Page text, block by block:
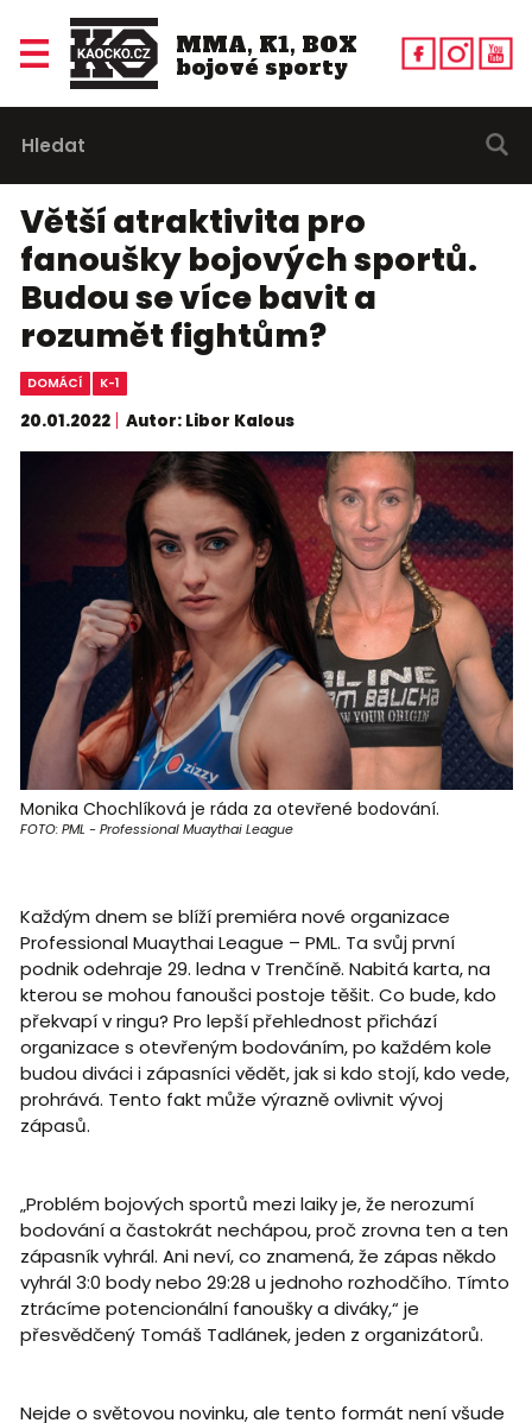
MMA, K1, BOX
bojové sporty
Větší atraktivita pro
fanoušky bojových sportů.
Budou se více bavit a
rozumět fightům?
DOMÁCÍ K-1
20.01.2022 Autor: Libor Kalous
Monika Chochlíková je ráda za otevřené bodování.
FOTO: PML - Professional Muaythai League
Každým dnem se blíží premiéra nové organizace
Professional Muaythai League – PML. Ta svůj první
podnik odehraje 29. ledna v Trenčíně. Nabitá karta, na
kterou se mohou fanoušci postoje těšit. Co bude, kdo
překvapí v ringu? Pro lepší přehlednost přichází
organizace s otevřeným bodováním, po každém kole
budou diváci i zápasníci vědět, jak si kdo stojí, kdo vede,
prohrává. Tento fakt může výrazně ovlivnit vývoj
zápasů.
„Problém bojových sportů mezi laiky je, že nerozumí
bodování a častokrát nechápou, proč zrovna ten a ten
zápasník vyhrál. Ani neví, co znamená, že zápas někdo
vyhrál 3:0 body nebo 29:28 u jednoho rozhodčího. Tímto
ztrácíme potencionální fanoušky a diváky,“ je
přesvědčený Tomáš Tadlánek, jeden z organizátorů.
Nejde o světovou novinku, ale tento formát není všude